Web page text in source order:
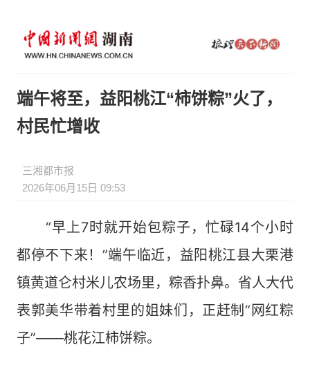
端午将至，益阳桃江“柿饼粽”火了，
村民忙增收
三湘都市报
2026年06月15日 09:53
“早上7时就开始包粽子，忙碌14个小时
都停不下来！”端午临近，益阳桃江县大栗港
镇黄道仑村米儿农场里，粽香扑鼻。省人大代
表郭美华带着村里的姐妹们，正赶制“网红粽
子”——桃花江柿饼粽。